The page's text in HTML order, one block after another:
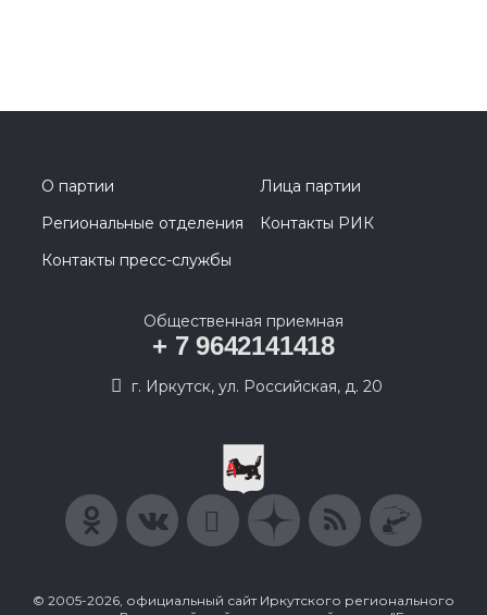
О партии
Лица партии
Региональные отделения
Контакты РИК
Контакты пресс-службы
Общественная приемная
+ 7 9642141418
г. Иркутск, ул. Российская, д. 20
© 2005-2026, официальный сайт Иркутского регионального